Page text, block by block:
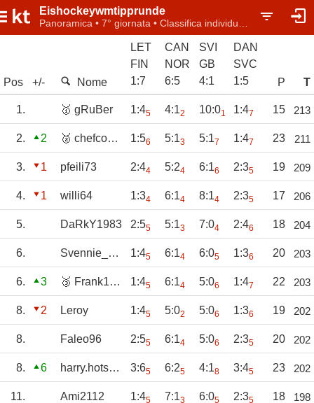
Eishockeywmtipprunde
Pos +/- Nome
LET
FIN
1:7
CAN
NOR
6:5
SVI
GB
4:1
DAN
SVC
1:5 P T
1. 🥇 gRuBer 1:45 4:12 10:01 1:47 15 213
2. 2 🥈 chefcoach 1:56 5:13 5:17 1:47 23 211
3. 1 pfeili73 2:44 5:24 6:16 2:35 19 209
4. 1 willi64 1:34 6:14 8:14 2:35 17 206
5. DaRkY1983 2:55 5:13 7:04 2:46 18 204
6. Svennie_1970 1:45 6:14 6:05 1:36 20 203
6. 3 🥉 Frank1508 1:45 6:14 5:06 1:47 22 203
8. 2 Leroy 1:45 5:02 5:06 1:36 19 202
8. Faleo96 2:55 6:14 5:06 2:35 20 202
8. 6 harry.hotspur 3:65 6:25 4:18 3:45 23 202
11. Ami2112 1:45 7:13 6:05 2:35 18 198